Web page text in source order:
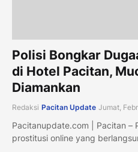
Polisi Bongkar
di Hotel Pacitan,
Diamankan
Redaksi Pacitan Update Jumat,
Pacitanupdate.com | Pacitan –
prostitusi online yang